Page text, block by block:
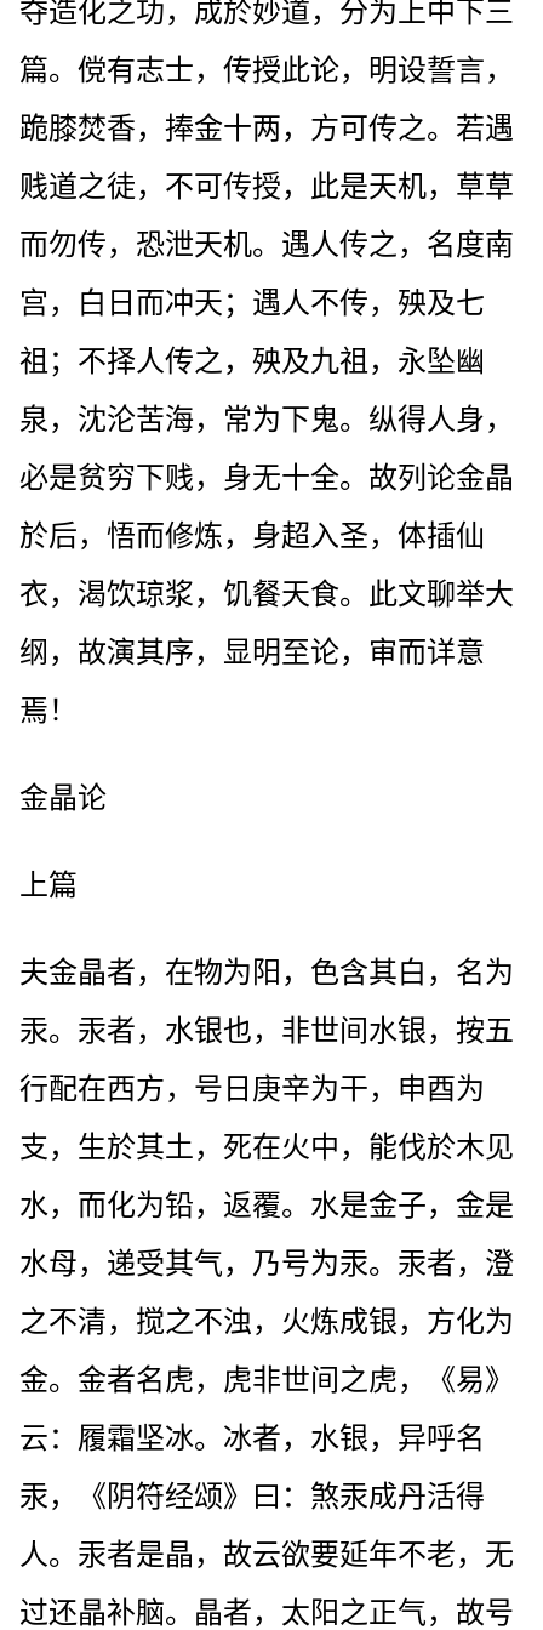
夺造化之功，成於妙道，分为上中下三
篇。傥有志士，传授此论，明设誓言，
跪膝焚香，捧金十两，方可传之。若遇
贱道之徒，不可传授，此是天机，草草
而勿传，恐泄天机。遇人传之，名度南
宫，白日而冲天；遇人不传，殃及七
祖；不择人传之，殃及九祖，永坠幽
泉，沈沦苦海，常为下鬼。纵得人身，
必是贫穷下贱，身无十全。故列论金晶
於后，悟而修炼，身超入圣，体插仙
衣，渴饮琼浆，饥餐天食。此文聊举大
纲，故演其序，显明至论，审而详意
焉！
金晶论
上篇
夫金晶者，在物为阳，色含其白，名为
汞。汞者，水银也，非世间水银，按五
行配在西方，号日庚辛为干，申酉为
支，生於其土，死在火中，能伐於木见
水，而化为铅，返覆。水是金子，金是
水母，递受其气，乃号为汞。汞者，澄
之不清，搅之不浊，火炼成银，方化为
金。金者名虎，虎非世间之虎，《易》
云：履霜坚冰。冰者，水银，异呼名
汞，《阴符经颂》曰：煞汞成丹活得
人。汞者是晶，故云欲要延年不老，无
过还晶补脑。晶者，太阳之正气，故号